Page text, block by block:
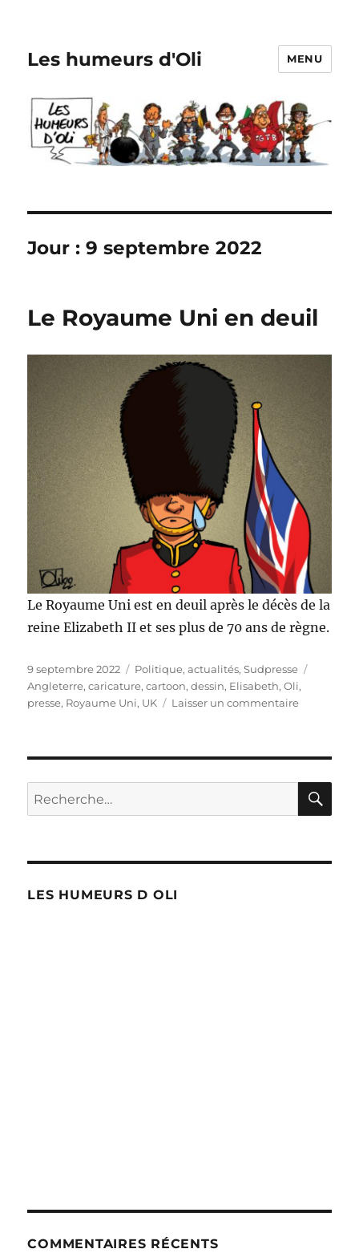
Les humeurs d'Oli MENU
Jour :9 septembre 2022
Le Royaume Uni en deuil
Le Royaume Uni est en deuil après le décès de la
reine Elizabeth II et ses plus de 70 ans de règne.
Publié
le
9 septembre 2022 Catégories
Politique, actualités,Sudpresse
Angleterre,caricature,cartoon,dessin, Elisabeth,Oli,
presse, Royaume Uni, UK Laisser un commentairesur
deuil
Recherche
pour :
LES HUMEURS D OLI
COMMENTAIRES RÉCENTS